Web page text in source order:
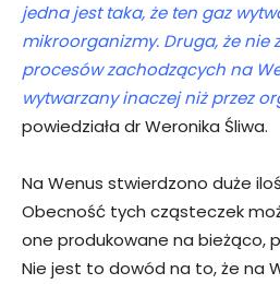
jedna jest taka, że ten gaz
mikroorganizmy. Druga, że nie
procesów zachodzących na
wytwarzany inaczej niż przez
powiedziała dr Weronika Śliwa.
Na Wenus stwierdzono duże
Obecność tych cząsteczek
one produkowane na bieżąco,
Nie jest to dowód na to, że na